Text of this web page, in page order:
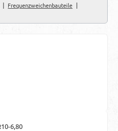
| Frequenzweichenbauteile |